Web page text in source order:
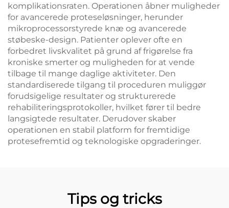
komplikationsraten. Operationen åbner muligheder
for avancerede proteseløsninger, herunder
mikroprocessorstyrede knæ og avancerede
støbeske-design. Patienter oplever ofte en
forbedret livskvalitet på grund af frigørelse fra
kroniske smerter og muligheden for at vende
tilbage til mange daglige aktiviteter. Den
standardiserede tilgang til proceduren muliggør
forudsigelige resultater og strukturerede
rehabiliteringsprotokoller, hvilket fører til bedre
langsigtede resultater. Derudover skaber
operationen en stabil platform for fremtidige
protesefremtid og teknologiske opgraderinger.
Tips og tricks